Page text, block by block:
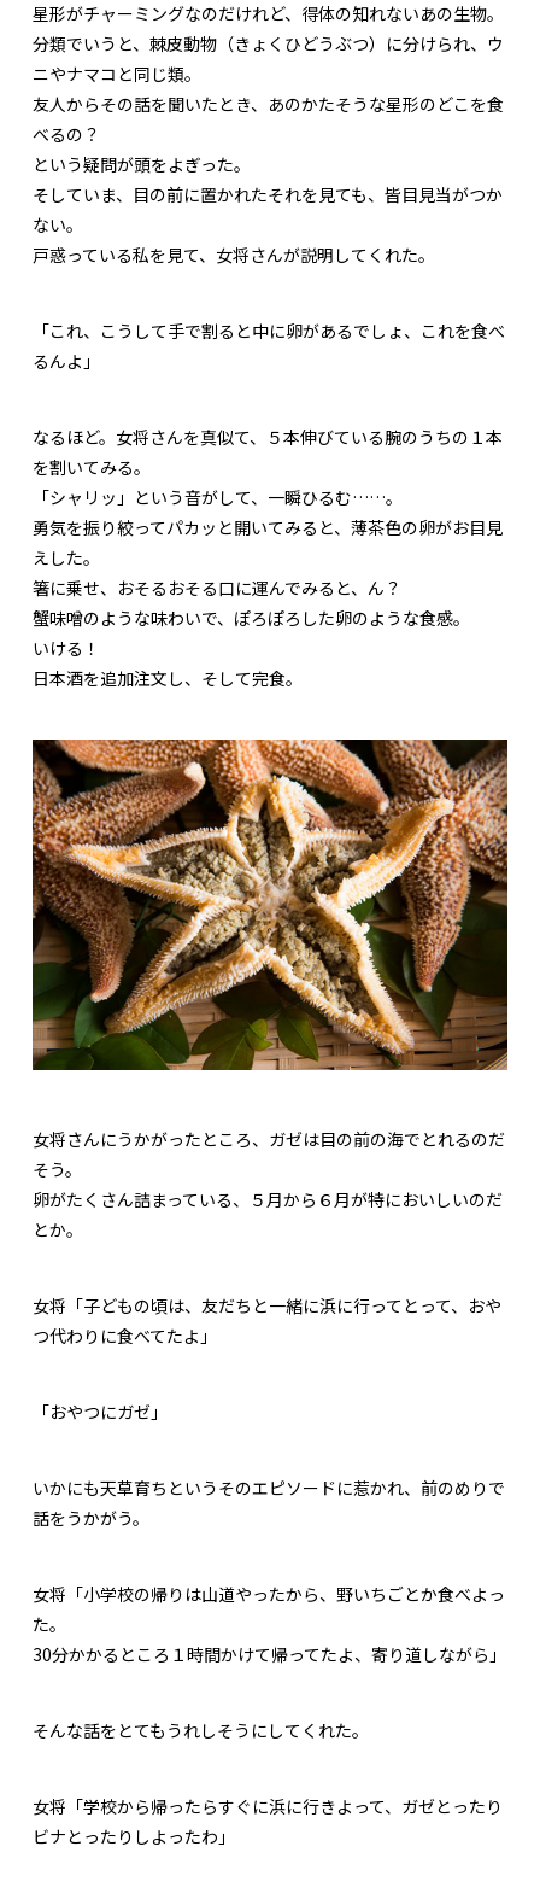
星形がチャーミングなのだけれど、得体の知れないあの生物。
分類でいうと、棘皮動物（きょくひどうぶつ）に分けられ、ウ
ニやナマコと同じ類。
友人からその話を聞いたとき、あのかたそうな星形のどこを食
べるの？
という疑問が頭をよぎった。
そしていま、目の前に置かれたそれを見ても、皆目見当がつか
ない。
戸惑っている私を見て、女将さんが説明してくれた。
「これ、こうして手で割ると中に卵があるでしょ、これを食べ
るんよ」
なるほど。女将さんを真似て、５本伸びている腕のうちの１本
を割いてみる。
「シャリッ」という音がして、一瞬ひるむ……。
勇気を振り絞ってパカッと開いてみると、薄茶色の卵がお目見
えした。
箸に乗せ、おそるおそる口に運んでみると、ん？
蟹味噌のような味わいで、ぽろぽろした卵のような食感。
いける！
日本酒を追加注文し、そして完食。
女将さんにうかがったところ、ガゼは目の前の海でとれるのだ
そう。
卵がたくさん詰まっている、５月から６月が特においしいのだ
とか。
女将「子どもの頃は、友だちと一緒に浜に行ってとって、おや
つ代わりに食べてたよ」
「おやつにガゼ」
いかにも天草育ちというそのエピソードに惹かれ、前のめりで
話をうかがう。
女将「小学校の帰りは山道やったから、野いちごとか食べよっ
た。
30分かかるところ１時間かけて帰ってたよ、寄り道しながら」
そんな話をとてもうれしそうにしてくれた。
女将「学校から帰ったらすぐに浜に行きよって、ガゼとったり
ビナとったりしよったわ」